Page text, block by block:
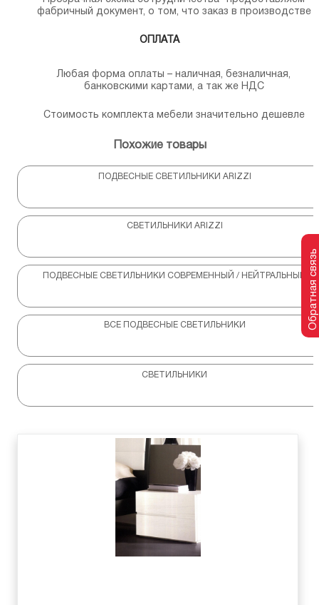
фабричный документ, о том, что заказ в производстве
ОПЛАТА
Любая форма оплаты – наличная, безналичная,
банковскими картами, а так же НДС
Стоимость комплекта мебели значительно дешевле
Похожие товары
ПОДВЕСНЫЕ СВЕТИЛЬНИКИ ARIZZI
СВЕТИЛЬНИКИ ARIZZI
ПОДВЕСНЫЕ СВЕТИЛЬНИКИ СОВРЕМЕННЫЙ / НЕЙТРАЛЬНЫЙ
ВСЕ ПОДВЕСНЫЕ СВЕТИЛЬНИКИ
СВЕТИЛЬНИКИ
Обратная связь